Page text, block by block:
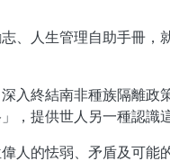
人生管理自助手冊，
終結南非種族隔離政
，提供世人另一種認識
的怯弱、矛盾及可能